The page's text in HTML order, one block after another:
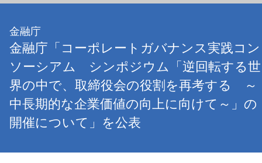
金融庁
金融庁「コーポレートガバナンス実践コン
ソーシアム シンポジウム「逆回転する世
界の中で、取締役会の役割を再考する ～
中長期的な企業価値の向上に向けて～」の
開催について」を公表